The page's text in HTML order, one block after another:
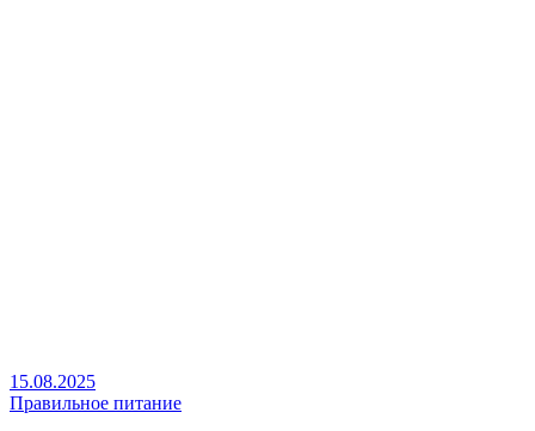
15.08.2025
Правильное питание